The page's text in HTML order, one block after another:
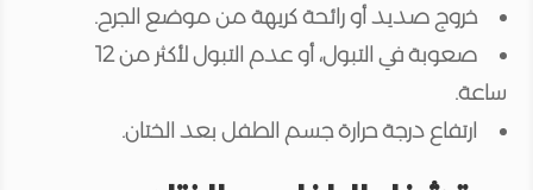
خروج صديد أو رائحة كريهة من موضع الجرح.
صعوبة في التبول، أو عدم التبول لأكثر من 12
ساعة.
ارتفاع درجة حرارة جسم الطفل بعد الختان.